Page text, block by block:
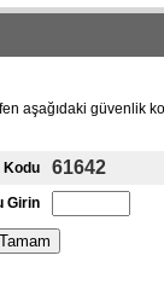
aşağıdaki güvenlik
Kodu 61642
Girin